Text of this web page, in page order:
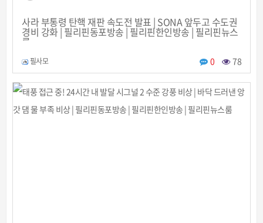
사라 부통령 탄핵 재판 속도전 발표 | SONA 앞두고 수도권
경비 강화 | 필리핀동포방송 | 필리핀한인방송 | 필리핀뉴스
룸
필사모 0 78